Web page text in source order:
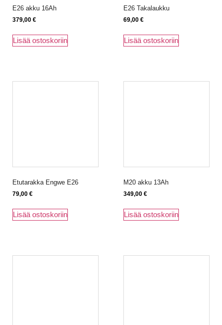
E26 akku 16Ah
379,00 €
Lisää ostoskoriin
E26 Takalaukku
69,00 €
Lisää ostoskoriin
Etutarakka Engwe E26
79,00 €
Lisää ostoskoriin
M20 akku 13Ah
349,00 €
Lisää ostoskoriin